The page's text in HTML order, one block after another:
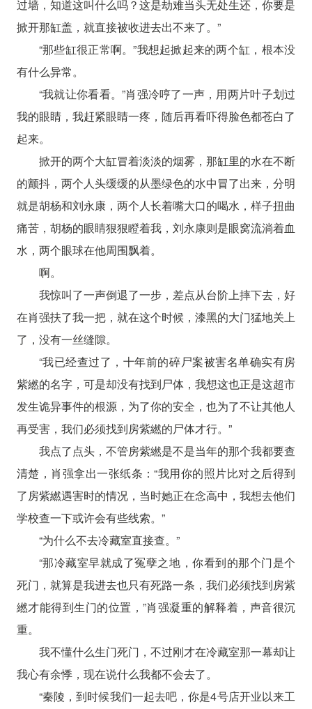
过墙，知道这叫什么吗？这是劫难当头无处生还，你要是
掀开那缸盖，就直接被收进去出不来了。”
“那些缸很正常啊。”我想起掀起来的两个缸，根本没
有什么异常。
“我就让你看看。”肖强冷哼了一声，用两片叶子划过
我的眼睛，我赶紧眼睛一疼，随后再看吓得脸色都苍白了
起来。
掀开的两个大缸冒着淡淡的烟雾，那缸里的水在不断
的颤抖，两个人头缓缓的从墨绿色的水中冒了出来，分明
就是胡杨和刘永康，两个人长着嘴大口的喝水，样子扭曲
痛苦，胡杨的眼睛狠狠瞪着我，刘永康则是眼窝流淌着血
水，两个眼球在他周围飘着。
啊。
我惊叫了一声倒退了一步，差点从台阶上摔下去，好
在肖强扶了我一把，就在这个时候，漆黑的大门猛地关上
了，没有一丝缝隙。
“我已经查过了，十年前的碎尸案被害名单确实有房
紫繎的名字，可是却没有找到尸体，我想这也正是这超市
发生诡异事件的根源，为了你的安全，也为了不让其他人
再受害，我们必须找到房紫繎的尸体才行。”
我点了点头，不管房紫繎是不是当年的那个我都要查
清楚，肖强拿出一张纸条：“我用你的照片比对之后得到
了房紫繎遇害时的情况，当时她正在念高中，我想去他们
学校查一下或许会有些线索。”
“为什么不去冷藏室直接查。”
“那冷藏室早就成了冤孽之地，你看到的那个门是个
死门，就算是我进去也只有死路一条，我们必须找到房紫
繎才能得到生门的位置，”肖强凝重的解释着，声音很沉
重。
我不懂什么生门死门，不过刚才在冷藏室那一幕却让
我心有余悸，现在说什么我都不会去了。
“秦陵，到时候我们一起去吧，你是4号店开业以来工